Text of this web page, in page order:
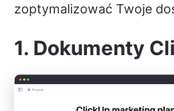
zoptymalizować Twoje
1. Dokumenty